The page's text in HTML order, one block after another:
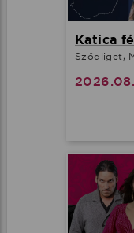
Katica
Sződliget,